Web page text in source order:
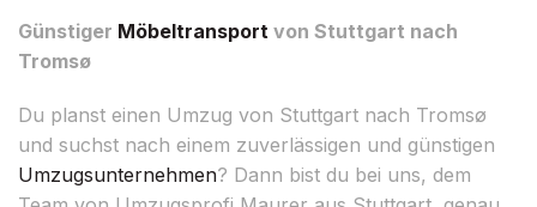
Günstiger Möbeltransport von Stuttgart nach
Tromsø
Du planst einen Umzug von Stuttgart nach Tromsø
und suchst nach einem zuverlässigen und günstigen
Umzugsunternehmen? Dann bist du bei uns, dem